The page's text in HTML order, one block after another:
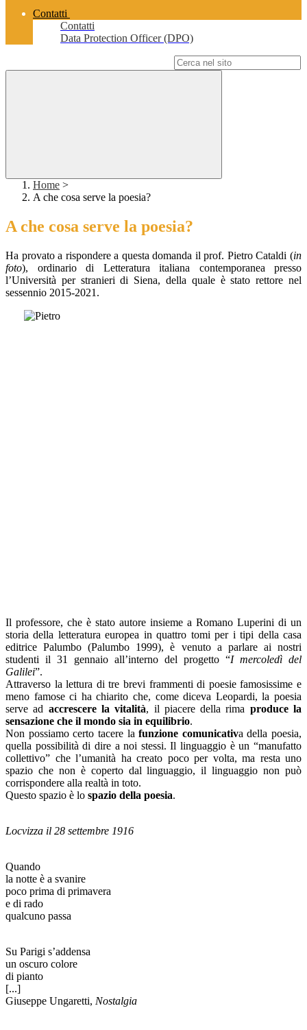
Contatti
Contatti
Data Protection Officer (DPO)
Home >
A che cosa serve la poesia?
A che cosa serve la poesia?
Ha provato a rispondere a questa domanda il prof. Pietro Cataldi (in
foto), ordinario di Letteratura italiana contemporanea presso
l’Università per stranieri di Siena, della quale è stato rettore nel
sessennio 2015-2021.
Il professore, che è stato autore insieme a Romano Luperini di un
storia della letteratura europea in quattro tomi per i tipi della casa
editrice Palumbo (Palumbo 1999), è venuto a parlare ai nostri
studenti il 31 gennaio all’interno del progetto “I mercoledì del
Galilei”.
Attraverso la lettura di tre brevi frammenti di poesie famosissime e
meno famose ci ha chiarito che, come diceva Leopardi, la poesia
serve ad accrescere la vitalità, il piacere della rima produce la
sensazione che il mondo sia in equilibrio.
Non possiamo certo tacere lafunzione comunicativa della poesia,
quella possibilità di dire a noi stessi. Il linguaggio è un “manufatto
collettivo” che l’umanità ha creato poco per volta, ma resta uno
spazio che non è coperto dal linguaggio, il linguaggio non può
corrispondere alla realtà in toto.
Questo spazio è lo spazio della poesia.
Locvizza il 28 settembre 1916
Quando
la notte è a svanire
poco prima di primavera
e di rado
qualcuno passa
Su Parigi s’addensa
un oscuro colore
di pianto
[...]
Giuseppe Ungaretti, Nostalgia